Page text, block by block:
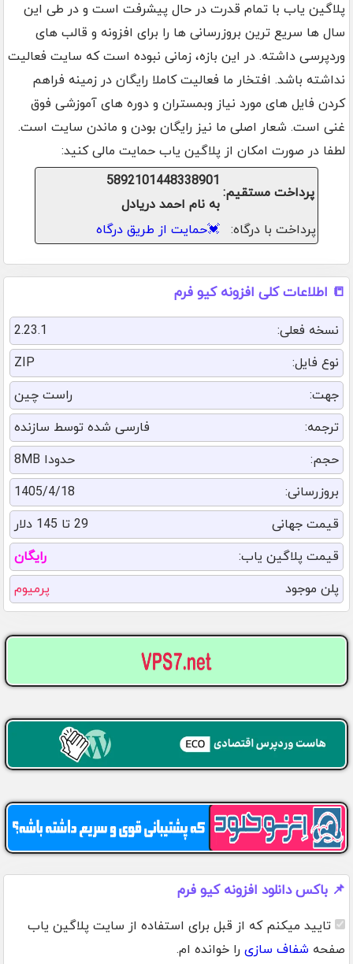
پلاگین یاب با تمام قدرت در حال پیشرفت است و در طی این
سال ها سریع ترین بروزرسانی ها را برای افزونه و قالب های
وردپرسی داشته. در این بازه، زمانی نبوده است که سایت فعالیت
نداشته باشد. افتخار ما فعالیت کاملا رایگان در زمینه فراهم
کردن فایل های مورد نیاز وبمستران و دوره های آموزشی فوق
غنی است. شعار اصلی ما نیز رایگان بودن و ماندن سایت است.
لطفا در صورت امکان از پلاگین یاب حمایت مالی کنید:
پرداخت مستقیم:
5892101448338901
به نام احمد دریادل
پرداخت با درگاه:
💓حمایت از طریق درگاه
📒 اطلاعات کلی افزونه کیو فرم
نسخه فعلی:
2.23.1
نوع فایل:
ZIP
جهت:
راست چین
ترجمه:
فارسی شده توسط سازنده
حجم:
حدودا 8MB
بروزرسانی:
1405/4/18
قیمت جهانی
29 تا 145 دلار
قیمت پلاگین یاب:
رایگان
پلن موجود
پرمیوم
📌 باکس دانلود افزونه کیو فرم
تایید میکنم که از قبل برای استفاده از سایت پلاگین یاب
صفحه شفاف سازی را خوانده ام.